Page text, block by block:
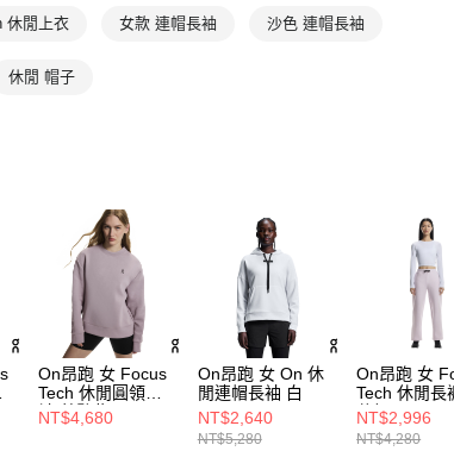
休閒上衣 女款 連帽長袖 沙色 連帽長袖
休閒 帽子
On昂跑 女 Focus
Tech 休閒圓領長
袖 蒼鷺紫
NT$4,680
On昂跑 女 On 休
閒連帽長袖 白
NT$2,640
NT$5,280
On昂跑 女
Tech 休閒長
花粉
NT$2,996
NT$4,280